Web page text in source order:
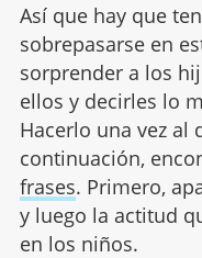
Así que hay que
sobrepasarse en
sorprender a los
ellos y decirles lo
Hacerlo una vez al
continuación,
frases. Primero,
y luego la actitud
en los niños.